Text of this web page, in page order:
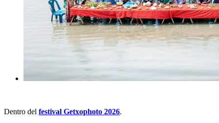
Dentro del festival Getxophoto 2026.